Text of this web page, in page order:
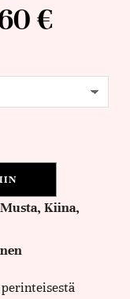
€
Kiina,